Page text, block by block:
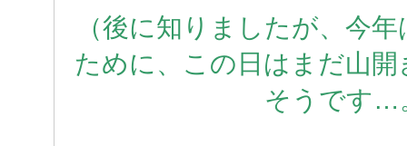
（後に知りましたが、今
ために、この日はまだ山
そうです…